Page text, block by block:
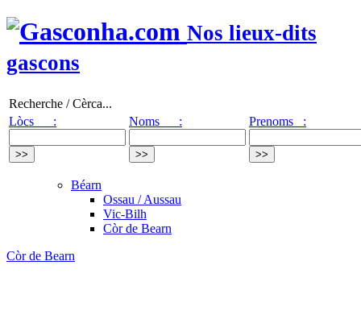
Nos lieux-dits
gascons
Recherche / Cèrca...
Lòcs :
Noms : Prenoms :
Béarn
Ossau / Aussau
Vic-Bilh
Còr de Bearn
Còr de Bearn